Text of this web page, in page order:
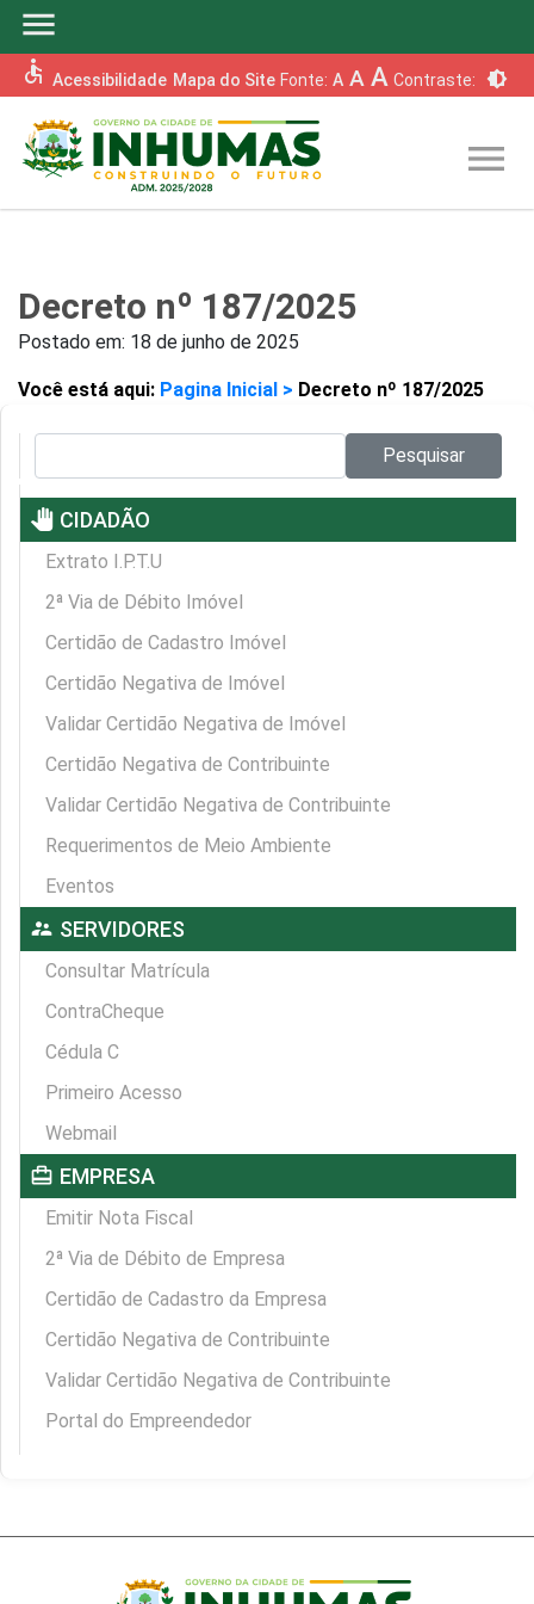
menu
accessible Acessibilidade Mapa do Site Fonte: A A A Contraste: brightness_6
menu
Decreto nº 187/2025
Postado em: 18 de junho de 2025
Você está aqui: Pagina Inicial > Decreto nº 187/2025
Pesquisar
pan_tool CIDADÃO
Extrato I.P.T.U
2ª Via de Débito Imóvel
Certidão de Cadastro Imóvel
Certidão Negativa de Imóvel
Validar Certidão Negativa de Imóvel
Certidão Negativa de Contribuinte
Validar Certidão Negativa de Contribuinte
Requerimentos de Meio Ambiente
Eventos
supervisor_account SERVIDORES
Consultar Matrícula
ContraCheque
Cédula C
Primeiro Acesso
Webmail
card_travel EMPRESA
Emitir Nota Fiscal
2ª Via de Débito de Empresa
Certidão de Cadastro da Empresa
Certidão Negativa de Contribuinte
Validar Certidão Negativa de Contribuinte
Portal do Empreendedor